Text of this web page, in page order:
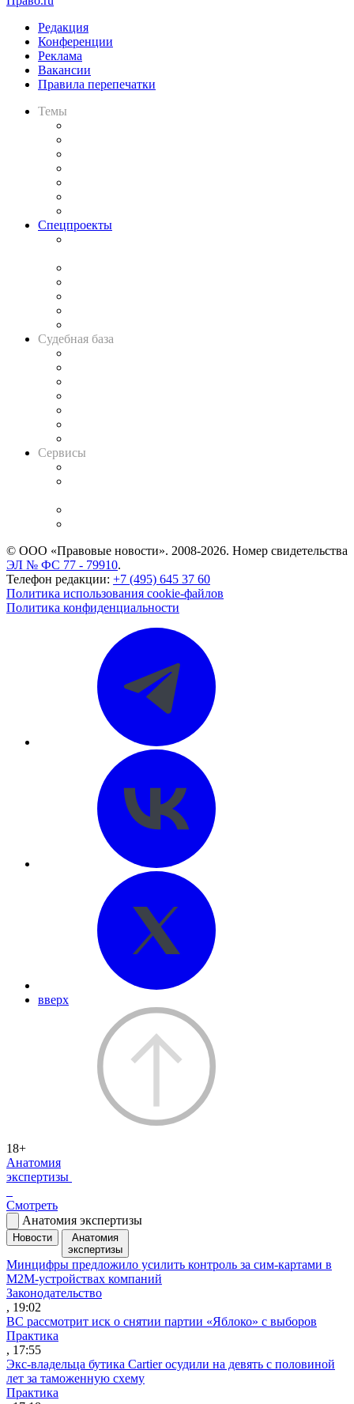
Редакция
Конференции
Реклама
Вакансии
Правила перепечатки
Темы
Спецпроекты
Судебная база
Сервисы
© ООО «Правовые новости». 2008-2026. Номер свидетельства
ЭЛ № ФС 77 - 79910.
Телефон редакции: +7 (495) 645 37 60
Политика использования cookie-файлов
Политика конфиденциальности
вверх
18+
Анатомия
экспертизы
Смотреть
Анатомия экспертизы
Новости
Анатомия
экспертизы
Минцифры предложило усилить контроль за сим-картами в
M2M-устройствах компаний
Законодательство
, 19:02
ВС рассмотрит иск о снятии партии «Яблоко» с выборов
Практика
, 17:55
Экс-владельца бутика Cartier осудили на девять с половиной
лет за таможенную схему
Практика